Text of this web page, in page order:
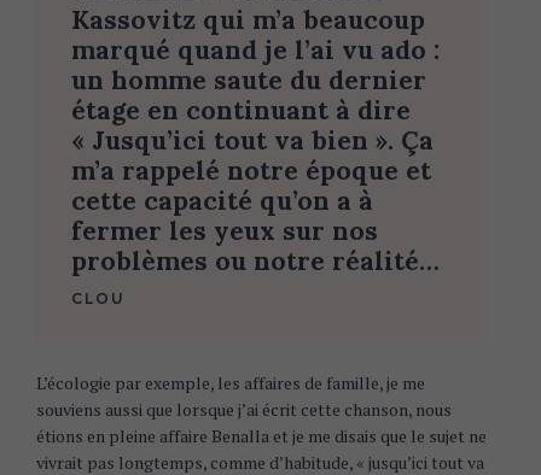
Kassovitz qui m’a beaucoup
marqué quand je l’ai vu ado :
un homme saute du dernier
étage en continuant à dire
« Jusqu’ici tout va bien ». Ça
m’a rappelé notre époque et
cette capacité qu’on a à
fermer les yeux sur nos
problèmes ou notre réalité…
CLOU
L’écologie par exemple, les affaires de famille, je me
souviens aussi que lorsque j’ai écrit cette chanson, nous
étions en pleine affaire Benalla et je me disais que le sujet ne
vivrait pas longtemps, comme d’habitude, « jusqu’ici tout va